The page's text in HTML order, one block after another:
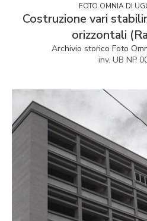
FOTO OMNIA DI
Costruzione vari
orizzontali
Archivio storico Foto
inv. UB NP